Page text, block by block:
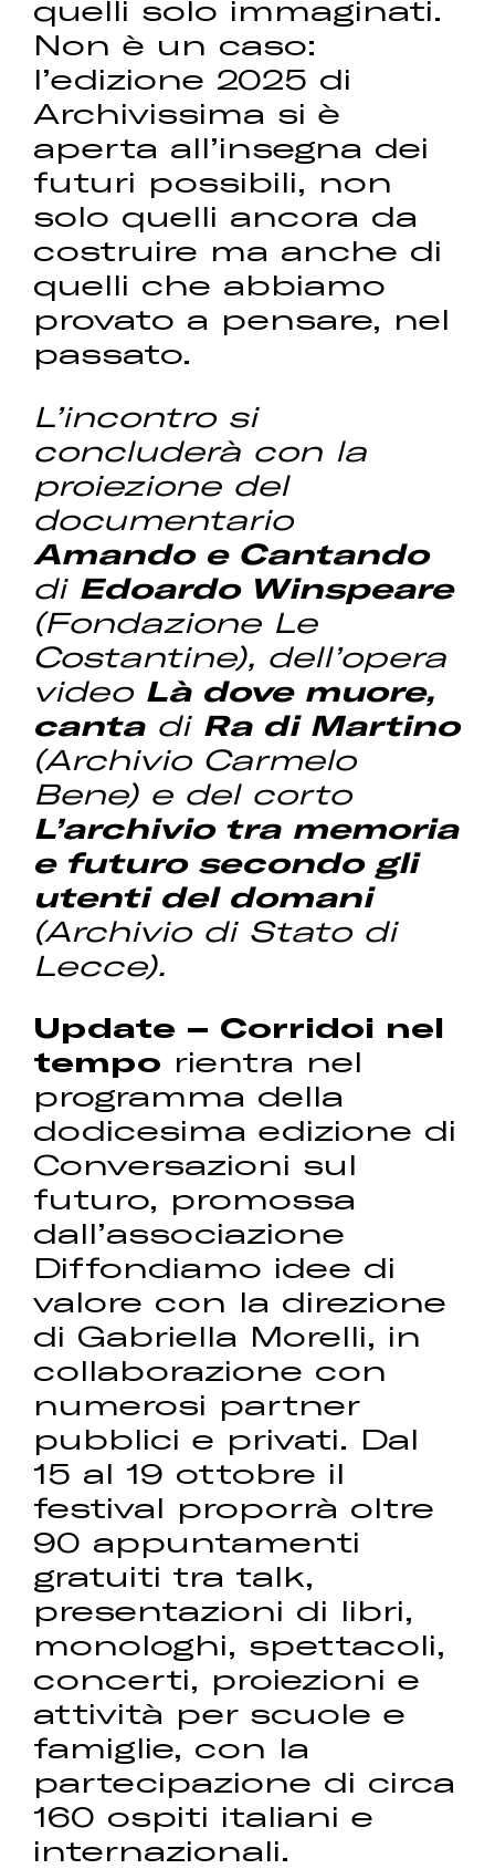
quelli solo immaginati.
Non è un caso:
l’edizione 2025 di
Archivissima si è
aperta all’insegna dei
futuri possibili, non
solo quelli ancora da
costruire ma anche di
quelli che abbiamo
provato a pensare, nel
passato.
L’incontro si
concluderà con la
proiezione del
documentario
Amando e Cantando
di Edoardo Winspeare
(Fondazione Le
Costantine), dell’opera
video Là dove muore,
cantadi Ra di Martino
(Archivio Carmelo
Bene) e del corto
L’archivio tra memoria
e futuro secondo gli
utenti del domani
(Archivio di Stato di
Lecce).
Update – Corridoi nel
tempo rientra nel
programma della
dodicesima edizione di
Conversazioni sul
futuro, promossa
dall’associazione
Diffondiamo idee di
valore con la direzione
di Gabriella Morelli, in
collaborazione con
numerosi partner
pubblici e privati. Dal
15 al 19 ottobre il
festival proporrà oltre
90 appuntamenti
gratuiti tra talk,
presentazioni di libri,
monologhi, spettacoli,
concerti, proiezioni e
attività per scuole e
famiglie, con la
partecipazione di circa
160 ospiti italiani e
internazionali.